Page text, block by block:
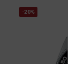
-20%